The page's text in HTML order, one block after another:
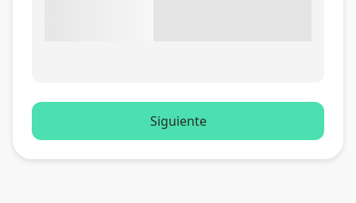
Siguiente